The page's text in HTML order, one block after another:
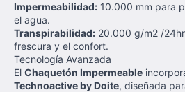
Impermeabilidad: 10.000 mm para
el agua.
Transpirabilidad: 20.000 g/m2 /
frescura y el confort.
Tecnología Avanzada
El Chaquetón Impermeable
Technoactive by Doite, diseñada